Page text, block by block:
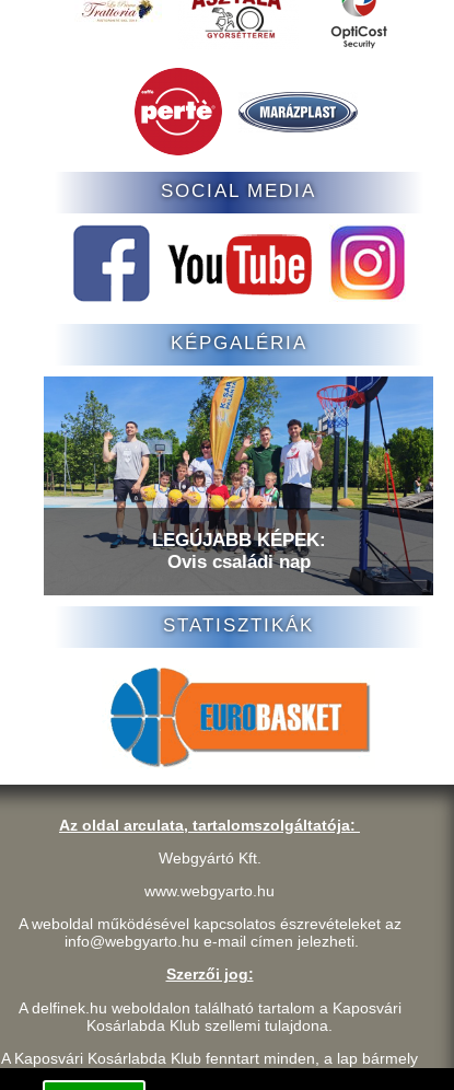
SOCIAL MEDIA
KÉPGALÉRIA
LEGÚJABB KÉPEK:
Ovis családi nap
STATISZTIKÁK
Az oldal arculata, tartalomszolgáltatója:
Webgyártó Kft.
www.webgyarto.hu
A weboldal működésével kapcsolatos észrevételeket az
info@webgyarto.hu e-mail címen jelezheti.
Szerzői jog:
A delfinek.hu weboldalon található tartalom a Kaposvári
Kosárlabda Klub szellemi tulajdona.
A Kaposvári Kosárlabda Klub fenntart minden, a lap bármely